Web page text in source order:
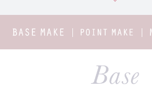
BASE
MAKE
POINT
MAKE